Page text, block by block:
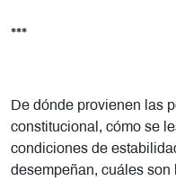
***
De dónde provienen las
constitucional, cómo se
condiciones de
desempeñan, cuáles